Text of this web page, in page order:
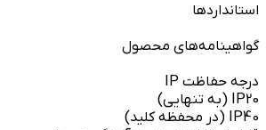
استانداردها
گواهینامه‌های محصول
درجه حفاظت IP
IP20 (به تنهایی)
IP40 (در محفظه کلید)